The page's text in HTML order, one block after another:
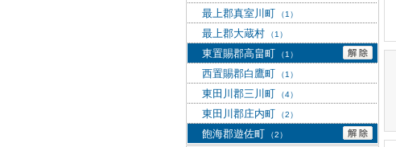
最上郡真室川町 （1）
最上郡大蔵村 （1）
東置賜郡高畠町 （1）
西置賜郡白鷹町 （1）
東田川郡三川町 （4）
東田川郡庄内町 （2）
飽海郡遊佐町 （2）